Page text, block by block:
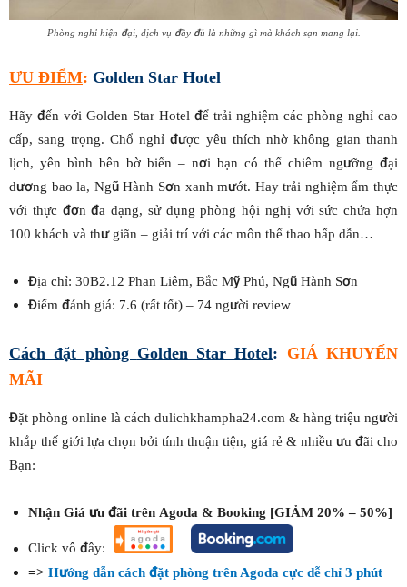
Phòng nghỉ hiện đại, dịch vụ đầy đủ là những gì mà khách sạn mang lại.
ƯU ĐIỂM: Golden Star Hotel
Hãy đến với Golden Star Hotel để trải nghiệm các phòng nghỉ cao
cấp, sang trọng. Chổ nghỉ được yêu thích nhờ không gian thanh
lịch, yên bình bên bờ biển – nơi bạn có thể chiêm ngưỡng đại
dương bao la, Ngũ Hành Sơn xanh mướt. Hay trải nghiệm ẩm thực
với thực đơn đa dạng, sử dụng phòng hội nghị với sức chứa hợn
100 khách và thư giãn – giải trí với các môn thể thao hấp dẫn…
Địa chỉ: 30B2.12 Phan Liêm, Bắc Mỹ Phú, Ngũ Hành Sơn
Điểm đánh giá: 7.6 (rất tốt) – 74 người review
Cách đặt phòng Golden Star Hotel: GIÁ KHUYẾN
MÃI
Đặt phòng online là cách dulichkhampha24.com & hàng triệu người
khắp thế giới lựa chọn bởi tính thuận tiện, giá rẻ & nhiều ưu đãi cho
Bạn:
Nhận Giá ưu đãi trên Agoda & Booking [GIẢM 20% – 50%]
Click vô đây:
=> Hướng dẫn cách đặt phòng trên Agoda cực dễ chỉ 3 phút